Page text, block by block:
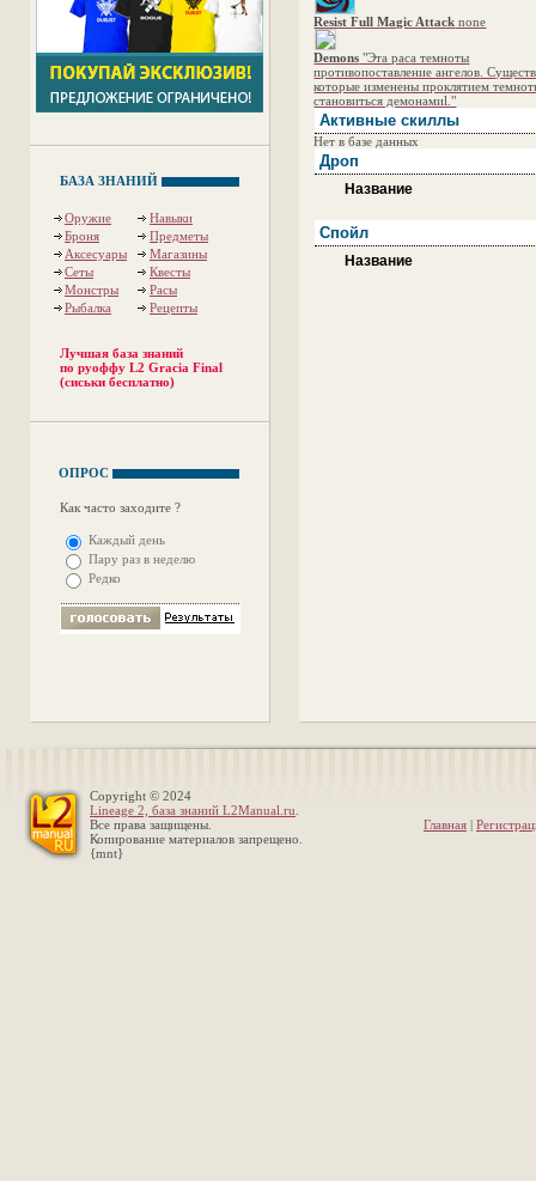
БАЗА ЗНАНИЙ
Оружие
Навыки
Броня
Предметы
Аксесуары
Магазины
Сеты
Квесты
Монстры
Расы
Рыбалка
Рецепты
Лучшая база знаний
по руоффу L2 Gracia Final
(сиськи бесплатно)
ОПРОС
Как часто заходите ?
Каждый день
Пару раз в неделю
Редко
Resist Full Magic Attack none
Demons "Эта раса темноты
противопоставление ангелов.
которые изменены проклятием
становиться демонамиl."
Активные скиллы
Нет в базе данных
Дроп
Название
Спойл
Название
Copyright © 2024
Lineage 2, база знаний L2Manual.ru
Все права защищены.
Копирование материалов запрещено.
{mnt}
Главная |